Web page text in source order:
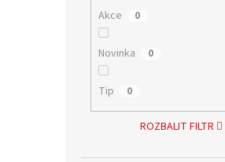
Akce 0
Novinka 0
Tip 0
ROZBALIT FILTR